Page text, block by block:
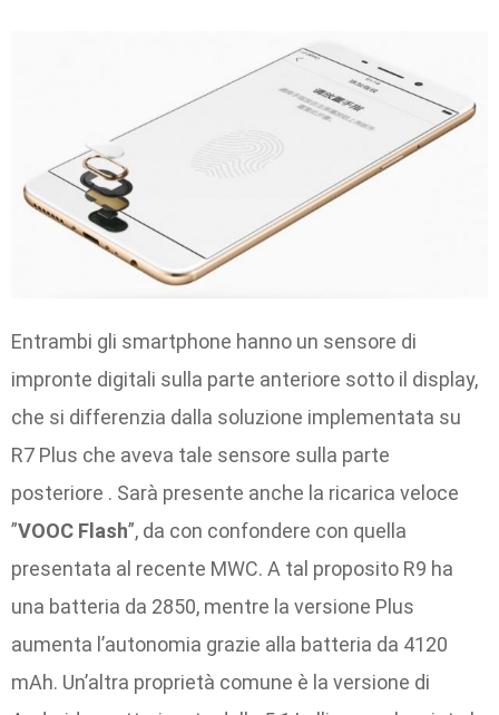
Entrambi gli smartphone hanno un sensore di
impronte digitali sulla parte anteriore sotto il display,
che si differenzia dalla soluzione implementata su
R7 Plus che aveva tale sensore sulla parte
posteriore . Sarà presente anche la ricarica veloce
”VOOC Flash”, da con confondere con quella
presentata al recente MWC. A tal proposito R9 ha
una batteria da 2850, mentre la versione Plus
aumenta l’autonomia grazie alla batteria da 4120
mAh. Un’altra proprietà comune è la versione di